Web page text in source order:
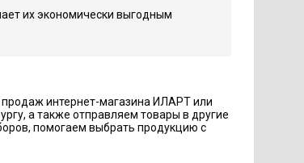
их экономически выгодным
интернет-магазина ИЛАРТ или
а также отправляем товары в другие
помогаем выбрать продукцию с